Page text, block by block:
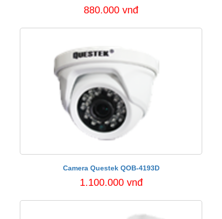
880.000 vnđ
Camera Questek QOB-4193D
1.100.000 vnđ